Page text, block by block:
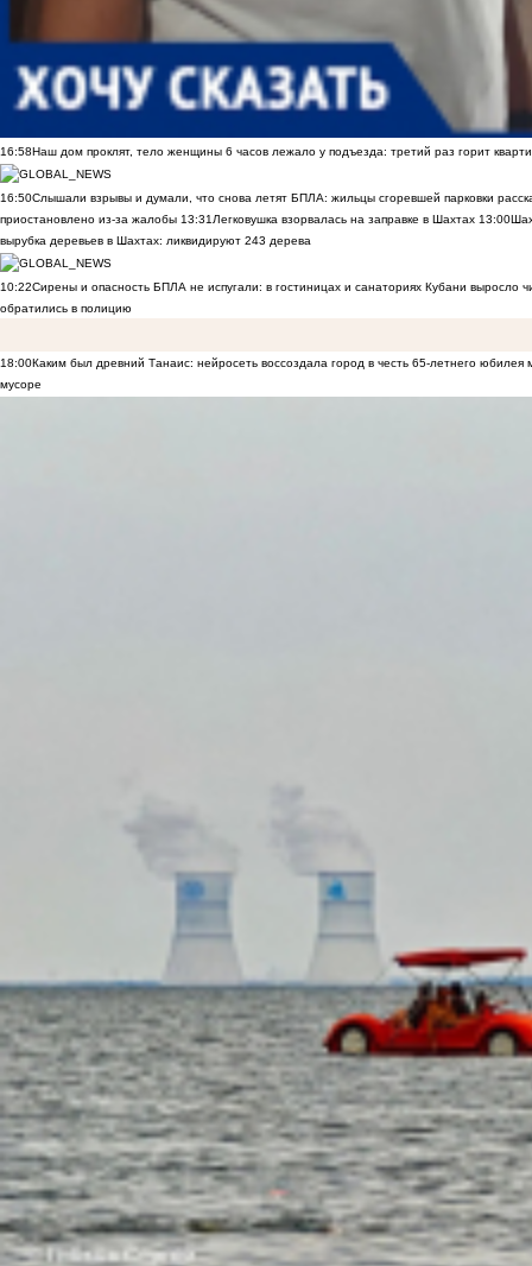
16:58Наш дом проклят, тело женщины 6 часов лежало у подъезда: третий раз горит
16:50Слышали взрывы и думали, что снова летят БПЛА: жильцы сгоревшей парковки
приостановлено из-за жалобы 13:31Легковушка взорвалась на заправке в Шахтах 13:00
вырубка деревьев в Шахтах: ликвидируют 243 дерева
10:22Сирены и опасность БПЛА не испугали: в гостиницах и санаториях Кубани выросло
обратились в полицию
18:00Каким был древний Танаис: нейросеть воссоздала город в честь 65-летнего юбилея
мусоре